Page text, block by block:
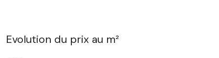
Evolution du prix au m²